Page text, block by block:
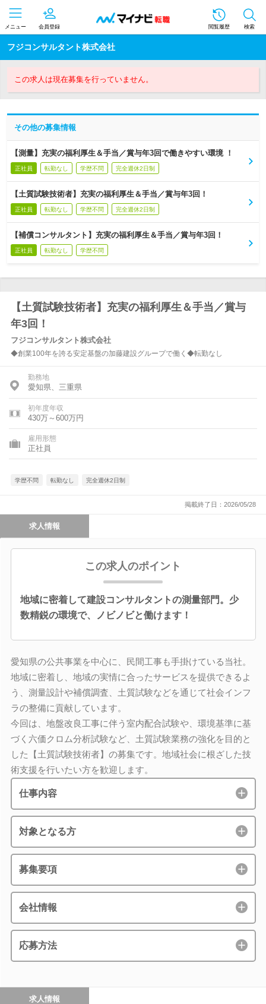
メニュー 会員登録 閲覧履歴 検索
フジコンサルタント株式会社
この求人は現在募集を行っていません。
その他の募集情報
【測量】充実の福利厚生＆手当／賞与年3回で働きやすい環境 ！
正社員 転勤なし 学歴不問 完全週休2日制
【土質試験技術者】充実の福利厚生＆手当／賞与年3回！
正社員 転勤なし 学歴不問 完全週休2日制
【補償コンサルタント】充実の福利厚生＆手当／賞与年3回！
正社員 転勤なし 学歴不問
【土質試験技術者】充実の福利厚生＆手当／賞与
年3回！
フジコンサルタント株式会社
◆創業100年を誇る安定基盤の加藤建設グループで働く◆転勤なし
勤務地
愛知県、三重県
初年度年収
430万～600万円
雇用形態
正社員
学歴不問 転勤なし 完全週休2日制
掲載終了日：2026/05/28
求人情報
この求人のポイント
地域に密着して建設コンサルタントの測量部門。少
数精鋭の環境で、ノビノビと働けます！
愛知県の公共事業を中心に、民間工事も手掛けている当社。
地域に密着し、地域の実情に合ったサービスを提供できるよ
う、測量設計や補償調査、土質試験などを通じて社会インフ
ラの整備に貢献しています。
今回は、地盤改良工事に伴う室内配合試験や、環境基準に基
づく六価クロム分析試験など、土質試験業務の強化を目的と
した【土質試験技術者】の募集です。地域社会に根ざした技
術支援を行いたい方を歓迎します。
仕事内容
対象となる方
募集要項
会社情報
応募方法
求人情報